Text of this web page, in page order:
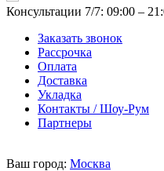
Консультации 7/7: 09:00 ‒
Заказать звонок
Рассрочка
Оплата
Доставка
Укладка
Контакты / Шоу-Рум
Партнеры
Ваш город: Москва